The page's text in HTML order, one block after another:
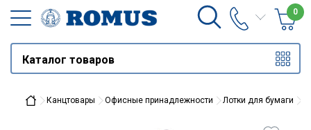
0
Каталог товаров
Канцтовары Офисные принадлежности Лотки для бумаги